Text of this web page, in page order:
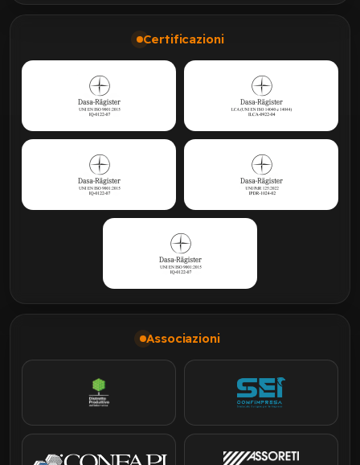
Certificazioni
Associazioni